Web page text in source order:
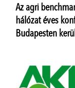
Az agri
hálózat éves
Budapesten